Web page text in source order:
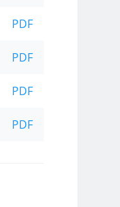
PDF
PDF
PDF
PDF